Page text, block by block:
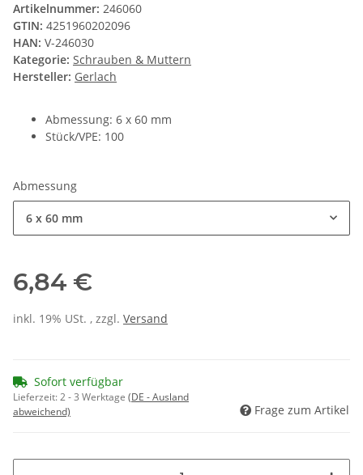
Artikelnummer: 246060
GTIN: 4251960202096
HAN: V-246030
Kategorie: Schrauben & Muttern
Hersteller: Gerlach
Abmessung: 6 x 60 mm
Stück/VPE: 100
Abmessung
6 x 60 mm
6,84 €
inkl. 19% USt. , zzgl. Versand
Sofort verfügbar
Lieferzeit:2 - 3 Werktage (DE - Ausland
abweichend)
Frage zum Artikel